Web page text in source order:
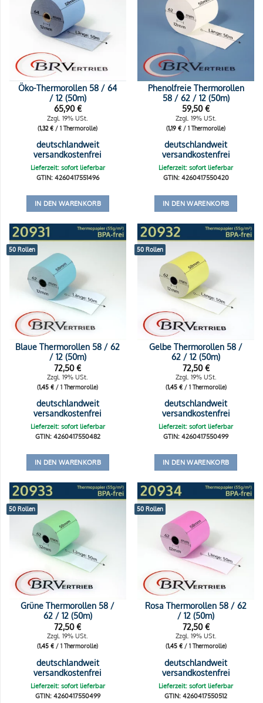
Öko-Thermorollen 58 / 64
/ 12 (50m)
65,90€
Zzgl. 19% USt.
(1,32€ / 1 Thermorolle)
deutschlandweit
versandkostenfrei
Lieferzeit: sofort lieferbar
GTIN: 4260417551496
IN DEN WARENKORB
Phenolfreie Thermorollen
58 / 62 / 12 (50m)
59,50€
Zzgl. 19% USt.
(1,19€ / 1 Thermorolle)
deutschlandweit
versandkostenfrei
Lieferzeit: sofort lieferbar
GTIN: 4260417550420
IN DEN WARENKORB
50 Rollen
Blaue Thermorollen 58 / 62
/ 12 (50m)
72,50€
Zzgl. 19% USt.
(1,45€ / 1 Thermorolle)
deutschlandweit
versandkostenfrei
Lieferzeit: sofort lieferbar
GTIN: 4260417550482
IN DEN WARENKORB
50 Rollen
Gelbe Thermorollen 58 /
62 / 12 (50m)
72,50€
Zzgl. 19% USt.
(1,45 €/ 1 Thermorolle)
deutschlandweit
versandkostenfrei
Lieferzeit: sofort lieferbar
GTIN: 4260417550499
IN DEN WARENKORB
50 Rollen
Grüne Thermorollen 58 /
62 / 12 (50m)
72,50€
Zzgl. 19% USt.
(1,45€ / 1 Thermorolle)
deutschlandweit
versandkostenfrei
Lieferzeit: sofort lieferbar
GTIN: 4260417550499
50 Rollen
Rosa Thermorollen 58 / 62
/ 12 (50m)
72,50€
Zzgl. 19% USt.
(1,45 €/ 1 Thermorolle)
deutschlandweit
versandkostenfrei
Lieferzeit: sofort lieferbar
GTIN: 4260417550512